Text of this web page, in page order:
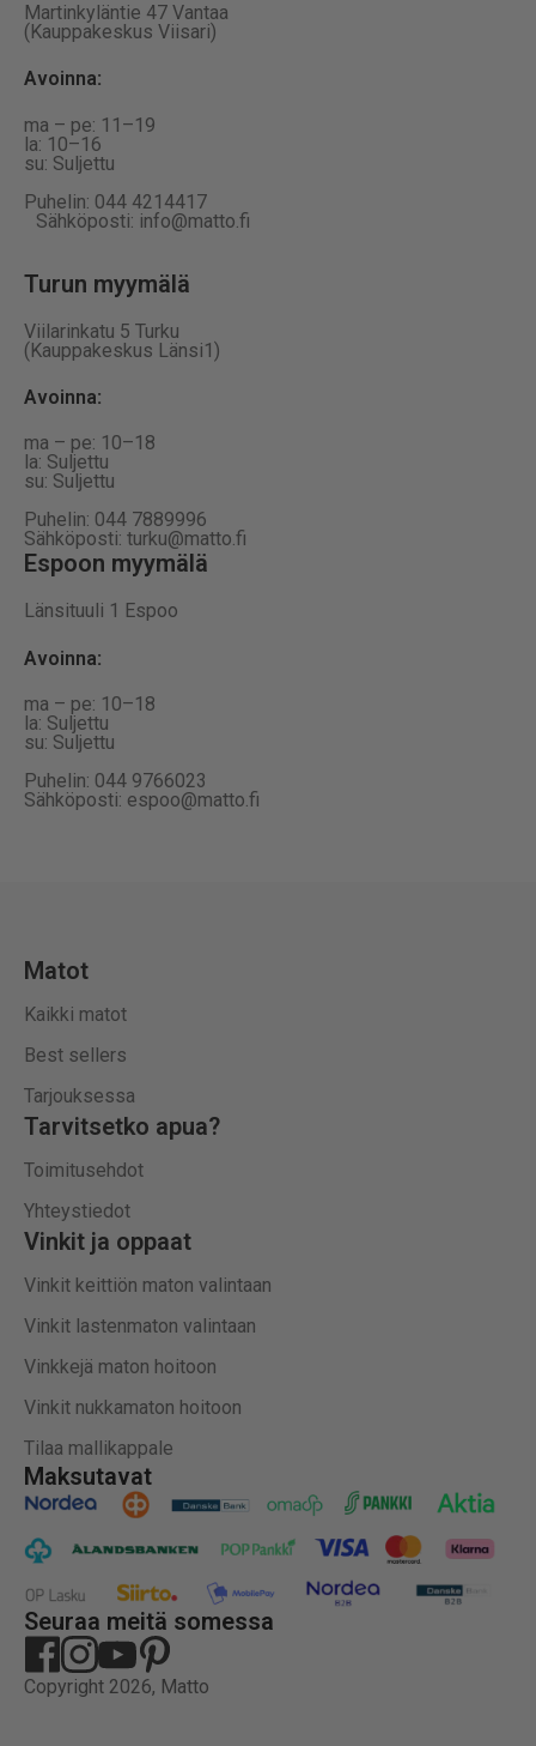
Martinkyläntie 47 Vantaa
(Kauppakeskus Viisari)
Avoinna:
ma – pe: 11–19
la: 10–16
su: Suljettu
Puhelin: 044 4214417
Sähköposti: info@matto.fi
Turun myymälä
Viilarinkatu 5 Turku
(Kauppakeskus Länsi1)
Avoinna:
ma – pe: 10–18
la: Suljettu
su: Suljettu
Puhelin: 044 7889996
Sähköposti: turku@matto.fi
Espoon myymälä
Länsituuli 1 Espoo
Avoinna:
ma – pe: 10–18
la: Suljettu
su: Suljettu
Puhelin: 044 9766023
Sähköposti: espoo@matto.fi
Maksutavat
Seuraa meitä somessa
Copyright 2026, Matto
Matot
Kaikki matot
Best sellers
Tarjouksessa
Tarvitsetko apua?
Toimitusehdot
Yhteystiedot
Vinkit ja oppaat
Vinkit keittiön maton valintaan
Vinkit lastenmaton valintaan
Vinkkejä maton hoitoon
Vinkit nukkamaton hoitoon
Tilaa mallikappale